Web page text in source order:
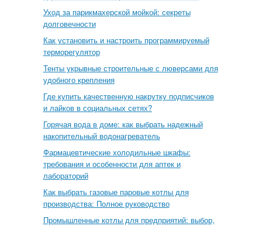
Уход за парикмахерской мойкой: секреты
долговечности
Как установить и настроить программируемый
терморегулятор
Тенты укрывные строительные с люверсами для
удобного крепления
Где купить качественную накрутку подписчиков
и лайков в социальных сетях?
Горячая вода в доме: как выбрать надежный
накопительный водонагреватель
Фармацевтические холодильные шкафы:
требования и особенности для аптек и
лабораторий
Как выбрать газовые паровые котлы для
производства: Полное руководство
Промышленные котлы для предприятий: выбор,